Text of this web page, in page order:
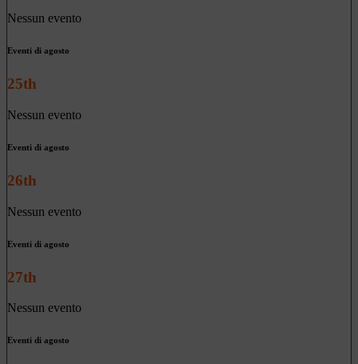
Nessun evento
Eventi di agosto
25th
Nessun evento
Eventi di agosto
26th
Nessun evento
Eventi di agosto
27th
Nessun evento
Eventi di agosto